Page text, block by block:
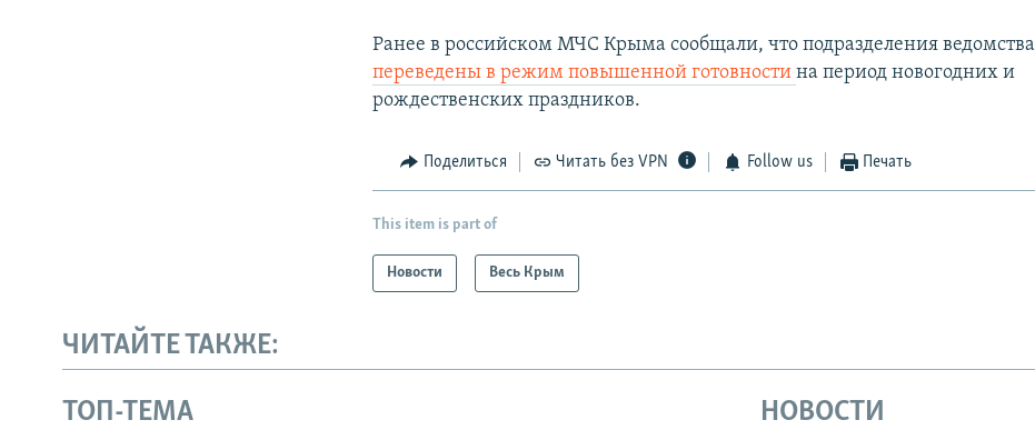
Ранее в российском МЧС Крыма сообщали, что подразделения ведомства
переведены в режим повышенной готовностина период новогодних и
рождественских праздников.
Поделиться Читать без VPN Follow us Печать
This item is part of
Новости Весь Крым
ЧИТАЙТЕ ТАКЖЕ:
ТОП-ТЕМА НОВОСТИ